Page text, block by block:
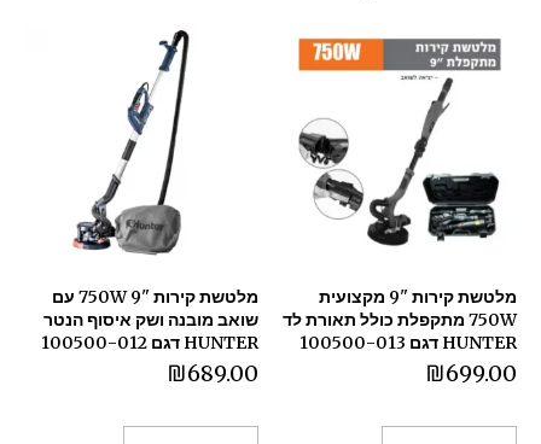
מלטשת קירות "9 מקצועית
750W מתקפלת כולל תאורת לד
HUNTER דגם 100500-013
₪699.00
מלטשת קירות "9 750W עם
שואב מובנה ושק איסוף הנטר
HUNTER דגם 100500-012
₪689.00